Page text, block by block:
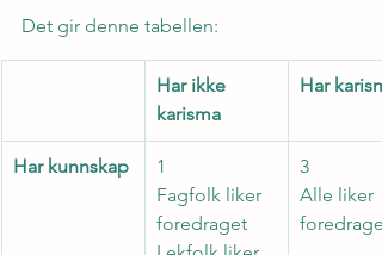
Det gir denne tabellen:
Har ikke
karisma
Har
Har kunnskap
1
Fagfolk liker
foredraget
3
Alle liker
foredraget